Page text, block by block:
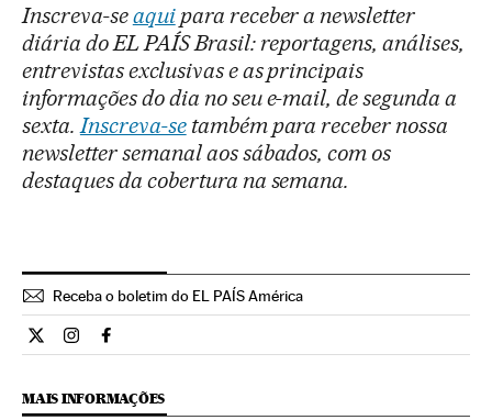
Inscreva-seaquipara receber a newsletter
diária do EL PAÍS Brasil: reportagens, análises,
entrevistas exclusivas e as principais
informações do dia no seu e-mail, de segunda a
sexta. Inscreva-setambém para receber nossa
newsletter semanal aos sábados, com os
destaques da cobertura na semana.
Receba o boletim do EL PAÍS América
Internacional El País Brasil en Twitter
Internacional El País Brasil en Instagram
Internacional El País Brasil en Facebook
MAIS INFORMAÇÕES